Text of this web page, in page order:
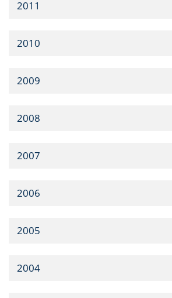
2011
2010
2009
2008
2007
2006
2005
2004